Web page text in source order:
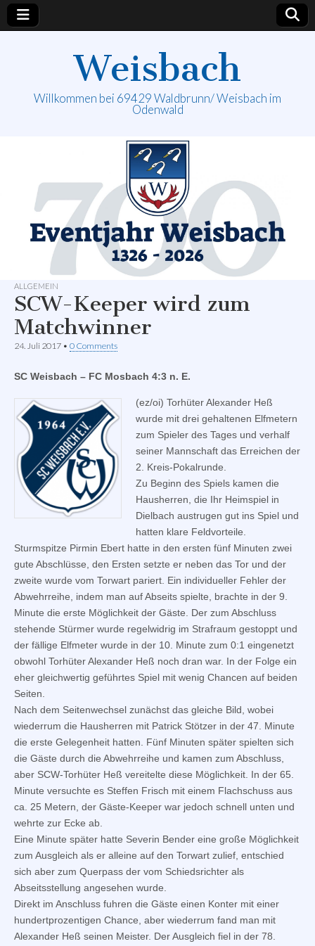
Weisbach
Willkommen bei 69429 Waldbrunn/ Weisbach im
Odenwald
ALLGEMEIN
SCW-Keeper wird zum
Matchwinner
24. Juli 2017 • 0 Comments
SC Weisbach – FC Mosbach 4:3 n. E.
(ez/oi) Torhüter Alexander Heß
wurde mit drei gehaltenen Elfmetern
zum Spieler des Tages und verhalf
seiner Mannschaft das Erreichen der
2. Kreis-Pokalrunde.
Zu Beginn des Spiels kamen die
Hausherren, die Ihr Heimspiel in
Dielbach austrugen gut ins Spiel und
hatten klare Feldvorteile.
Sturmspitze Pirmin Ebert hatte in den ersten fünf Minuten zwei
gute Abschlüsse, den Ersten setzte er neben das Tor und der
zweite wurde vom Torwart pariert. Ein individueller Fehler der
Abwehrreihe, indem man auf Abseits spielte, brachte in der 9.
Minute die erste Möglichkeit der Gäste. Der zum Abschluss
stehende Stürmer wurde regelwidrig im Strafraum gestoppt und
der fällige Elfmeter wurde in der 10. Minute zum 0:1 eingenetzt
obwohl Torhüter Alexander Heß noch dran war. In der Folge ein
eher gleichwertig geführtes Spiel mit wenig Chancen auf beiden
Seiten.
Nach dem Seitenwechsel zunächst das gleiche Bild, wobei
wiederrum die Hausherren mit Patrick Stötzer in der 47. Minute
die erste Gelegenheit hatten. Fünf Minuten später spielten sich
die Gäste durch die Abwehrreihe und kamen zum Abschluss,
aber SCW-Torhüter Heß vereitelte diese Möglichkeit. In der 65.
Minute versuchte es Steffen Frisch mit einem Flachschuss aus
ca. 25 Metern, der Gäste-Keeper war jedoch schnell unten und
wehrte zur Ecke ab.
Eine Minute später hatte Severin Bender eine große Möglichkeit
zum Ausgleich als er alleine auf den Torwart zulief, entschied
sich aber zum Querpass der vom Schiedsrichter als
Abseitsstellung angesehen wurde.
Direkt im Anschluss fuhren die Gäste einen Konter mit einer
hundertprozentigen Chance, aber wiederrum fand man mit
Alexander Heß seinen Meister. Der Ausgleich fiel in der 78.